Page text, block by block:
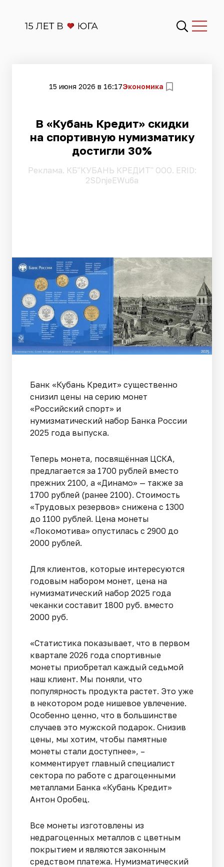
15 июня 2026 в 16:17Экономика
В «Кубань Кредит» скидки
на спортивную нумизматику
достигли 30%
Pеклама. КБ"КУБАНЬ КРЕДИТ" ООО. ERID:
2SDnjeEWu6a
Банк «Кубань Кредит» существенно
снизил цены на серию монет
«Российский спорт» и
нумизматический набор Банка России
2025 года выпуска.
Теперь монета, посвящённая ЦСКА,
предлагается за 1700 рублей вместо
прежних 2100, а «Динамо» — также за
1700 рублей (ранее 2100). Стоимость
«Трудовых резервов» снижена с 1300
до 1100 рублей. Цена монеты
«Локомотива» опустилась с 2900 до
2000 рублей.
Для клиентов, которые интересуются
годовым набором монет, цена на
нумизматический набор 2025 года
чеканки составит 1800 руб. вместо
2000 руб.
«Статистика показывает, что в первом
квартале 2026 года спортивные
монеты приобретал каждый седьмой
наш клиент. Мы поняли, что
популярность продукта растет. Это уже
в некотором роде нишевое увлечение.
Особенно ценно, что в большинстве
случаев это мужской подарок. Снизив
цены, мы хотим, чтобы памятные
монеты стали доступнее», –
комментирует главный специалист
сектора по работе с драгоценными
металлами Банка «Кубань Кредит»
Антон Оробец.
Все монеты изготовлены из
недрагоценных металлов с цветным
покрытием и являются законным
средством платежа. Нумизматический